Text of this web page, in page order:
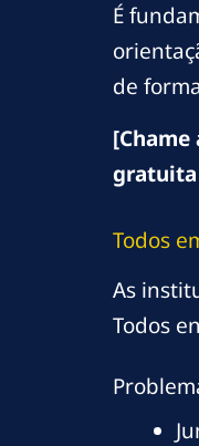
É
de
gratuita
Todos
As
Todos